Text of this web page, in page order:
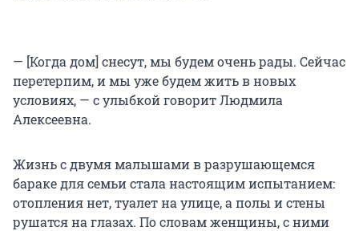
— [Когда дом] снесут, мы будем очень рады. Сейчас
перетерпим, и мы уже будем жить в новых
условиях, — с улыбкой говорит Людмила
Алексеевна.
Жизнь с двумя малышами в разрушающемся
бараке для семьи стала настоящим испытанием:
отопления нет, туалет на улице, а полы и стены
рушатся на глазах. По словам женщины, с ними